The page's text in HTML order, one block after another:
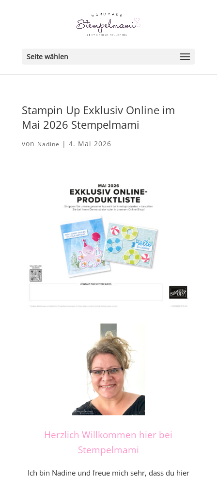
Seite wählen
Stampin Up Exklusiv Online im
Mai 2026 Stempelmami
von Nadine | 4. Mai 2026
Herzlich Willkommen hier bei
Stempelmami
Ich bin Nadine und freue mich sehr, dass du hier